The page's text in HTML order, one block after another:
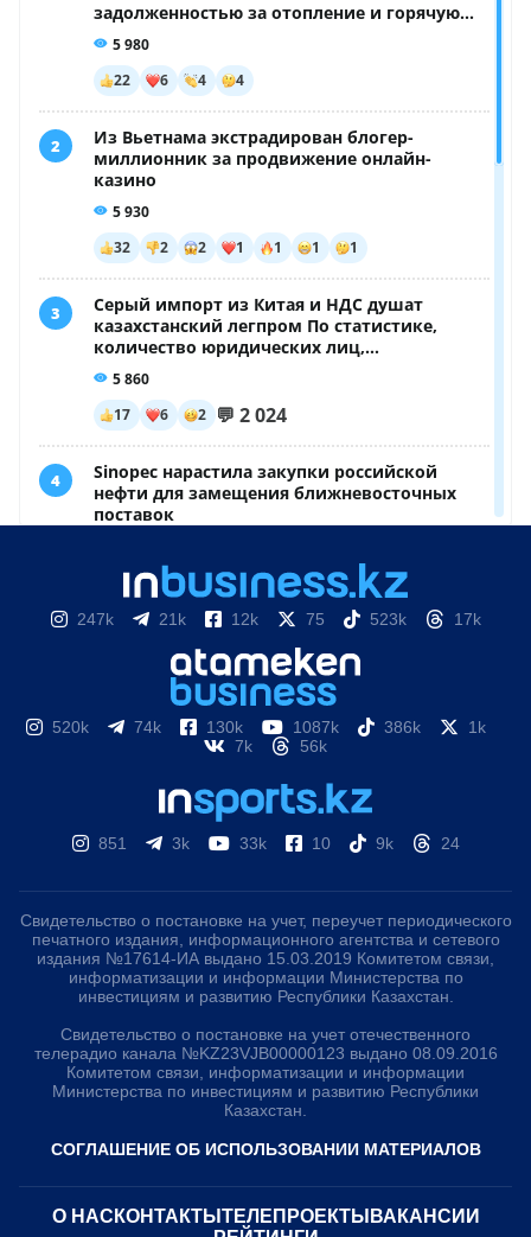
247k 21k 12k 75 523k 17k
520k 74k 130k 1087k 386k
1k
7k
56k
851 3k 33k 10 9k 24
Свидетельство о постановке на учет, переучет периодического
печатного издания, информационного агентства и сетевого
издания №17614-ИА выдано 15.03.2019 Комитетом связи,
информатизации и информации Министерства по
инвестициям и развитию Республики Казахстан.
Свидетельство о постановке на учет отечественного
телерадио канала №KZ23VJB00000123 выдано 08.09.2016
Комитетом связи, информатизации и информации
Министерства по инвестициям и развитию Республики
Казахстан.
СОГЛАШЕНИЕ ОБ ИСПОЛЬЗОВАНИИ МАТЕРИАЛОВ
О НАС КОНТАКТЫ ТЕЛЕПРОЕКТЫ ВАКАНСИИ